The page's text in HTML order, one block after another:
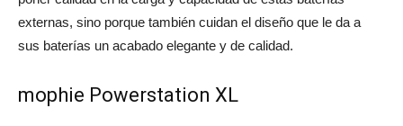
externas, sino porque también cuidan el diseño que le da a
sus baterías un acabado elegante y de calidad.
mophie Powerstation XL